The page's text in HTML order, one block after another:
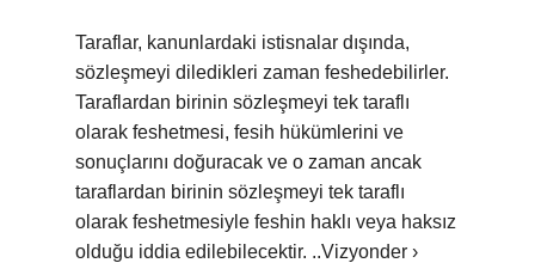
Taraflar, kanunlardaki istisnalar dışında,
sözleşmeyi diledikleri zaman feshedebilirler.
Taraflardan birinin sözleşmeyi tek taraflı
olarak feshetmesi, fesih hükümlerini ve
sonuçlarını doğuracak ve o zaman ancak
taraflardan birinin sözleşmeyi tek taraflı
olarak feshetmesiyle feshin haklı veya haksız
olduğu iddia edilebilecektir. ..Vizyonder ›